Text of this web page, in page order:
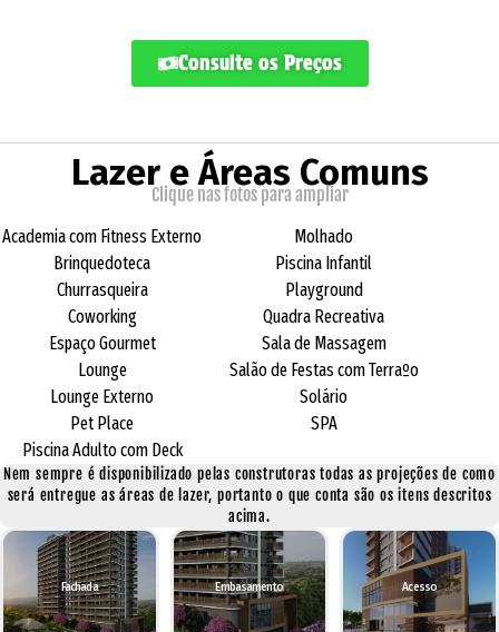
Consulte os Preços
Lazer e Áreas Comuns
Clique nas fotos para ampliar
Academia com Fitness Externo
Brinquedoteca
Churrasqueira
Coworking
Espaço Gourmet
Lounge
Lounge Externo
Pet Place
Piscina Adulto com Deck
Molhado
Piscina Infantil
Playground
Quadra Recreativa
Sala de Massagem
Salão de Festas com Terraºo
Solário
SPA
Nem sempre é disponibilizado pelas construtoras todas as projeções de como
será entregue as áreas de lazer, portanto o que conta são os itens descritos
acima.
Fachada Embasamento Acesso